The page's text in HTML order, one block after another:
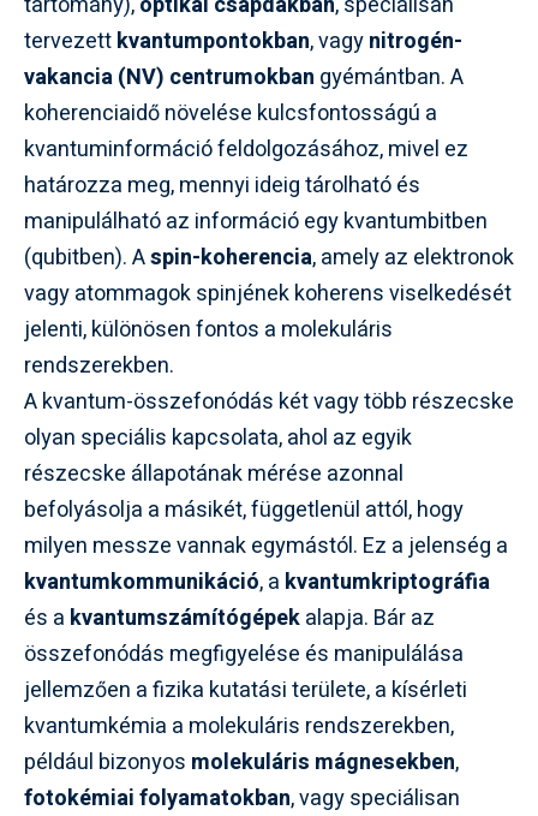
tervezettkvantumpontokban, vagynitrogén-
vakancia (NV) centrumokban gyémántban. A
koherenciaidő növelése kulcsfontosságú a
kvantuminformáció feldolgozásához, mivel ez
határozza meg, mennyi ideig tárolható és
manipulálható az információ egy kvantumbitben
(qubitben). Aspin-koherencia, amely az elektronok
vagy atommagok spinjének koherens viselkedését
jelenti, különösen fontos a molekuláris
rendszerekben.
A kvantum-összefonódás két vagy több részecske
olyan speciális kapcsolata, ahol az egyik
részecske állapotának mérése azonnal
befolyásolja a másikét, függetlenül attól, hogy
milyen messze vannak egymástól. Ez a jelenség a
kvantumkommunikáció, a kvantumkriptográfia
és a kvantumszámítógépekalapja. Bár az
összefonódás megfigyelése és manipulálása
jellemzően a fizika kutatási területe, a kísérleti
kvantumkémia a molekuláris rendszerekben,
például bizonyos molekuláris mágnesekben,
fotokémiai folyamatokban, vagy speciálisan